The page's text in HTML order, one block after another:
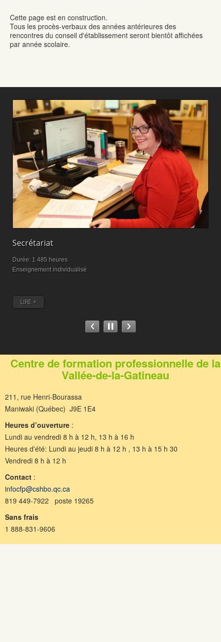
Cette page est en construction.
Tous les procès-verbaux des années antérieures des
rencontres du conseil d'établissement seront bientôt affichées
par année scolaire.
Secrétariat
Durée: 1 485 heures
Enseignement individualisé
LIRE +
Centre de formation professionnelle de la
Vallée-de-la-Gatineau
211, rue Henri-Bourassa
Maniwaki (Québec) J9E 1E4
Heures d’ouverture :
Lundi au vendredi 8 h à 12 h, 13 h à 16 h
Heures d'été: Lundi au jeudi 8 h à 12 h , 13 h à 15 h 30
Vendredi 8 h à 12 h
Contact :
infocfp@cshbo.qc.ca
819 449-7922 poste 19265
Sans frais
1 888-831-9606